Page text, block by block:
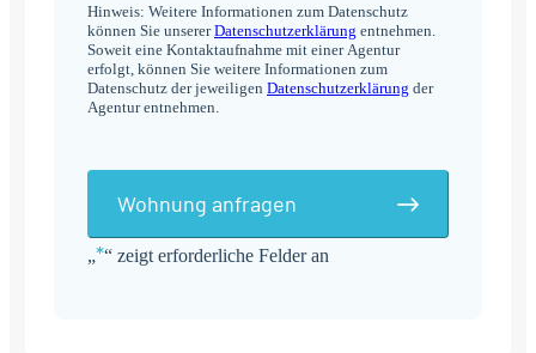
„*“ zeigt erforderliche Felder an
Hinweis: Weitere Informationen zum Datenschutz
können Sie unsererDatenschutzerklärung entnehmen.
Soweit eine Kontaktaufnahme mit einer Agentur
erfolgt, können Sie weitere Informationen zum
Datenschutz der jeweiligen Datenschutzerklärung der
Agentur entnehmen.
Wohnung anfragen